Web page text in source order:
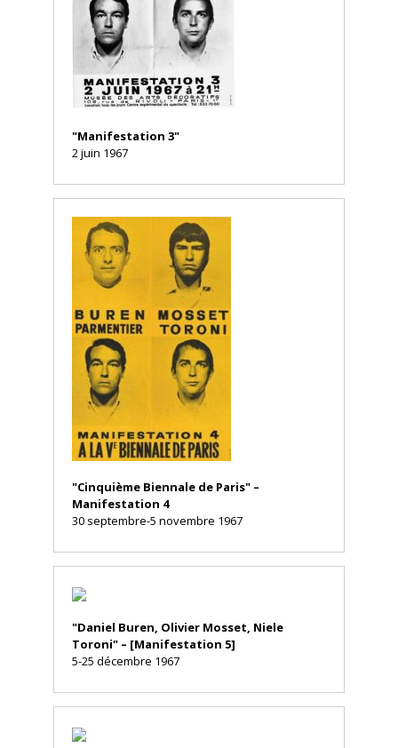
"Manifestation 3"
2 juin 1967
"Cinquième Biennale de Paris" –
Manifestation 4
30 septembre-5 novembre 1967
"Daniel Buren, Olivier Mosset, Niele
Toroni" – [Manifestation 5]
5-25 décembre 1967